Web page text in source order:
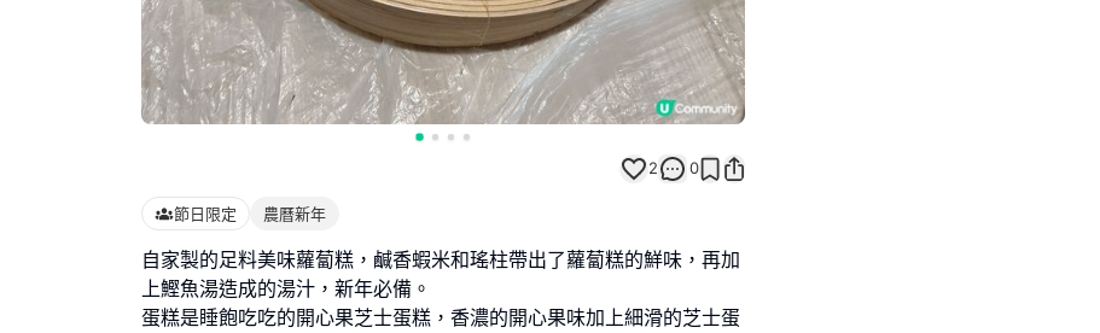
2 0
節日限定 農曆新年
自家製的足料美味蘿蔔糕，鹹香蝦米和瑤柱帶出了蘿蔔糕的鮮味，再加
上鰹魚湯造成的湯汁，新年必備。
蛋糕是睡飽吃吃的開心果芝士蛋糕，香濃的開心果味加上細滑的芝士蛋